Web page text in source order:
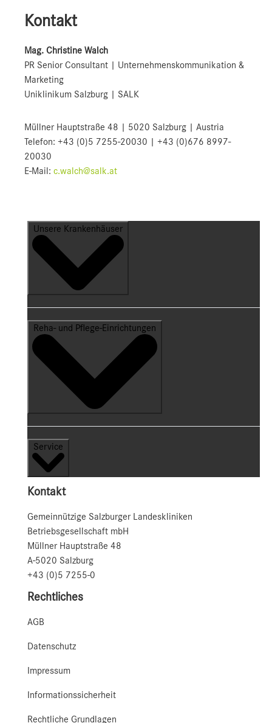
Kontakt
Mag. Christine Walch
PR Senior Consultant | Unternehmenskommunikation &
Marketing
Uniklinikum Salzburg | SALK
Müllner Hauptstraße 48 | 5020 Salzburg | Austria
Telefon: +43 (0)5 7255-20030 | +43 (0)676 8997-
20030
E-Mail: c.walch@salk.at
Unsere Krankenhäuser
Reha- und Pflege-Einrichtungen
Service
Kontakt
Gemeinnützige Salzburger Landeskliniken
Betriebsgesellschaft mbH
Müllner Hauptstraße 48
A-5020 Salzburg
+43 (0)5 7255-0
Rechtliches
AGB
Datenschutz
Impressum
Informationssicherheit
Rechtliche Grundlagen